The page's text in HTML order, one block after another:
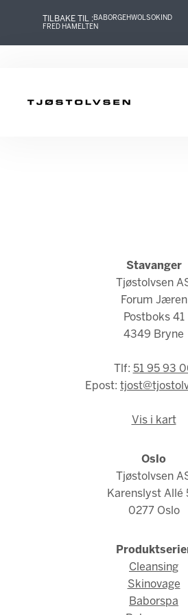
innhold
navigasjon
innhold
navigasjon
TILBAKE TIL :BABORGEHWOLSOKIND
FRED HAMELTEN
Stavanger
Tjøstolvsen
Forum Jæren
Postboks 41
4349 Bryne
Tlf: 51 95 93
Epost:
Vis i kart
Oslo
Tjøstolvsen
Karenslyst Allé
0277 Oslo
Cleansing
Skinovage
Baborspa